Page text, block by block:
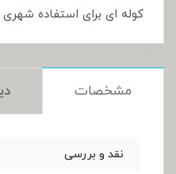
کوله ای برای استفاده
مشخصات
نقد و بررسی